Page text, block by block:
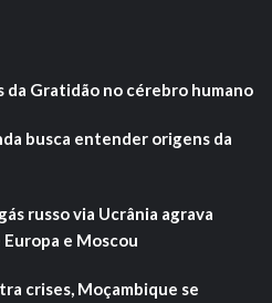
Gratidão no cérebro humano
busca entender origens da
russo via Ucrânia agrava
e Moscou
crises, Moçambique se